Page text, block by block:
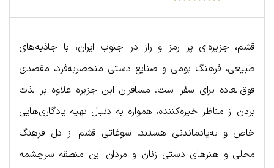
قشم، جزیره‌ای پر رمز و راز در جنوب ایران، با جاذبه‌های
طبیعی، فرهنگ بومی و صنایع دستی منحصربه‌فرد، مقصدی
فوق‌العاده برای سفر است. مسافران این جزیره علاوه بر لذت
بردن از مناظر خیره‌کننده، همواره به دنبال تهیه یادگاری‌هایی
خاص و به‌یادماندنی هستند. سوغاتی قشم از دل فرهنگ
محلی و هنرهای دستی زنان و مردان این منطقه سرچشمه